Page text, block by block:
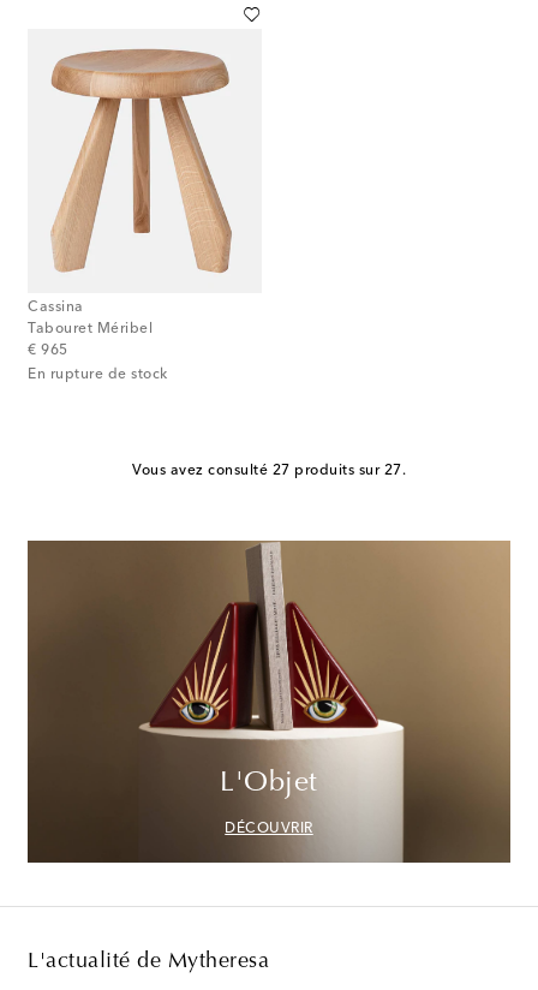
Cassina
Tabouret Méribel
€ 965
original price
En rupture de stock
Vous avez consulté 27 produits sur 27.
L'Objet
DÉCOUVRIR
L'actualité de Mytheresa